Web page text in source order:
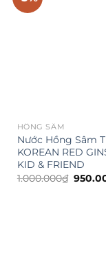
HỒNG SÂM
Nước Hồng Sâm
KOREAN RED
KID & FRIEND
1.000.000₫ Giá